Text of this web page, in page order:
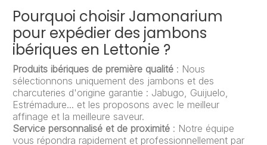
Pourquoi choisir Jamonarium
pour expédier des jambons
ibériques en Lettonie ?
Produits ibériques de première qualité : Nous
sélectionnons uniquement des jambons et des
charcuteries d'origine garantie : Jabugo, Guijuelo,
Estrémadure... et les proposons avec le meilleur
affinage et la meilleure saveur.
Service personnalisé et de proximité : Notre équipe
vous répondra rapidement et professionnellement par